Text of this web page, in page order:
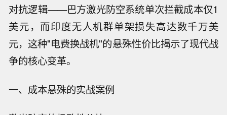
对抗逻辑——巴方激光防空系统单次拦截成本仅1
美元，而印度无人机群单架损失高达数千万美
元，这种"电费换战机"的悬殊性价比揭示了现代战
争的核心变革。
一、成本悬殊的实战案例